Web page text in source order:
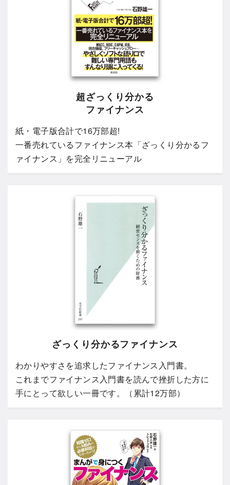
超ざっくり分かる
ファイナンス
紙・電子版合計で16万部超!
一番売れているファイナンス本「ざっくり分かるフ
ァイナンス」を完全リニューアル
ざっくり分かるファイナンス
わかりやすさを追求したファイナンス入門書。
これまでファイナンス入門書を読んで挫折した方に
手にとって欲しい一冊です。（累計12万部）